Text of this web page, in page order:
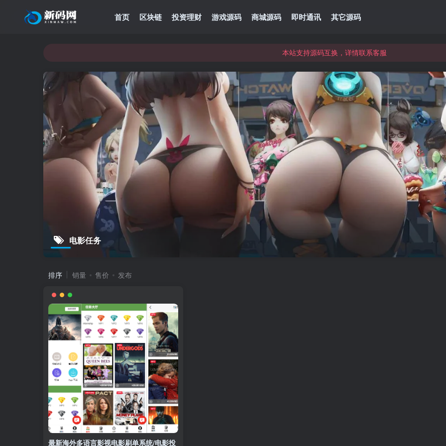
首页 区块链 投资理财 游戏源码 商城源码 即时通讯 其它源码
本站支持源码互换，详情联系客服
本站支持源码互换，详情联系客服
电影任务
排序 销量 售价 发布
最新海外多语言影视电影刷单系统/电影投